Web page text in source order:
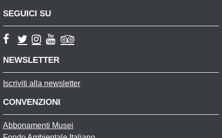
SEGUICI SU
NEWSLETTER
Iscriviti alla newsletter
CONVENZIONI
Abbonamenti Musei